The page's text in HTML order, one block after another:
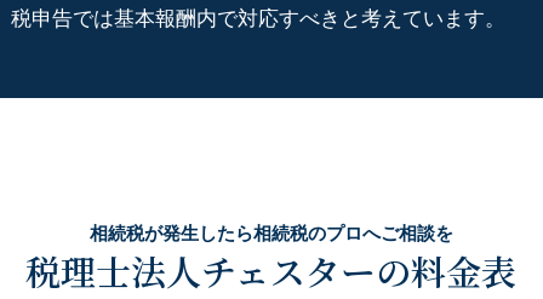
税申告では基本報酬内で対応すべきと考えています。
相続税が発生したら相続税のプロへご相談を
税理士法人チェスターの料金表